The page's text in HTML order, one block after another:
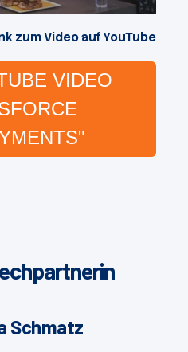
zum Video auf YouTube
VIDEO
Schmatz